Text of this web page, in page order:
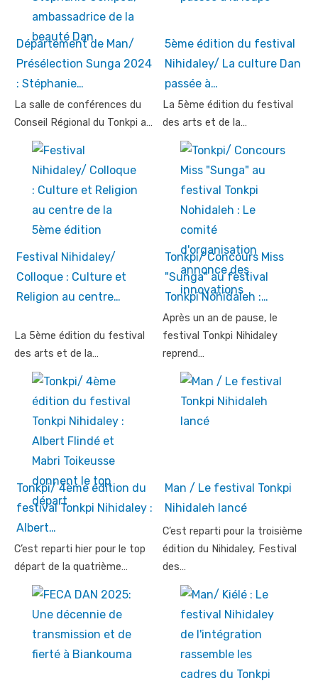
Département de Man/
Présélection Sunga 2024
: Stéphanie…
La salle de conférences du
Conseil Régional du Tonkpi a…
5ème édition du festival
Nihidaley/ La culture Dan
passée à…
La 5ème édition du festival
des arts et de la…
Festival Nihidaley/
Colloque : Culture et
Religion au centre…
La 5ème édition du festival
des arts et de la…
Tonkpi/ Concours Miss
"Sunga" au festival
Tonkpi Nohidaleh :…
Après un an de pause, le
festival Tonkpi Nihidaley
reprend…
Tonkpi/ 4ème édition du
festival Tonkpi Nihidaley :
Albert…
C’est reparti hier pour le top
départ de la quatrième…
Man / Le festival Tonkpi
Nihidaleh lancé
C’est reparti pour la troisième
édition du Nihidaley, Festival
des…